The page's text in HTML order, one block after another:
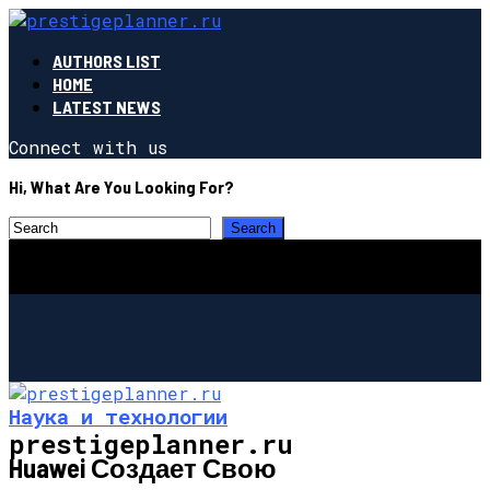
AUTHORS LIST
HOME
LATEST NEWS
Connect with us
Hi, What Are You Looking For?
prestigeplanner.ru
Наука и технологии
Huawei Создает Свою